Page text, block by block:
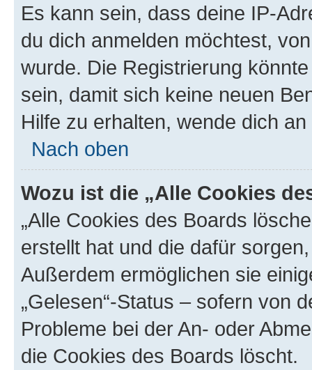
Es kann sein, dass deine IP-
du dich anmelden möchtest,
wurde. Die Registrierung
sein, damit sich keine neuen
Hilfe zu erhalten, wende dich
Nach oben
Wozu ist die „Alle Cookies
„Alle Cookies des Boards
erstellt hat und die dafür
Außerdem ermöglichen sie
„Gelesen“-Status – sofern von
Probleme bei der An- oder
die Cookies des Boards löscht.